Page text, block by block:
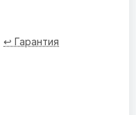
↩️ Гарантия